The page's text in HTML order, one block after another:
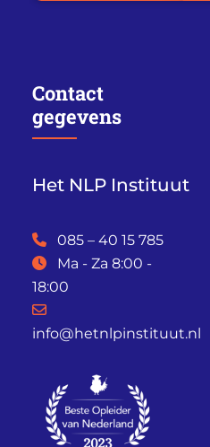
Contact
gegevens
Het NLP Instituut
085 – 40 15 785
Ma - Za 8:00 -
18:00
info@hetnlpinstituut.nl